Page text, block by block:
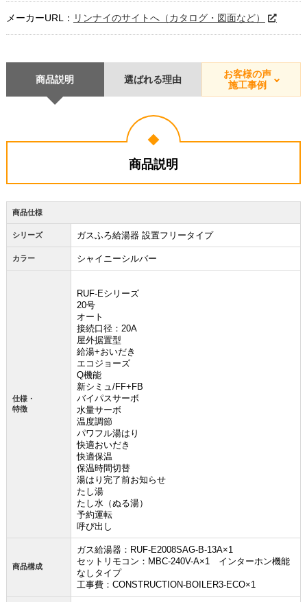
メーカーURL： リンナイのサイトへ（カタログ・図面など）
商品説明 選ばれる理由
お客様の声
施工事例
商品説明
商品仕様
シリーズ ガスふろ給湯器 設置フリータイプ
カラー シャイニーシルバー
仕様・
特徴
RUF-Eシリーズ
20号
オート
接続口径：20A
屋外据置型
給湯+おいだき
エコジョーズ
Q機能
新シミュ/FF+FB
バイパスサーボ
水量サーボ
温度調節
パワフル湯はり
快適おいだき
快適保温
保温時間切替
湯はり完了前お知らせ
たし湯
たし水（ぬる湯）
予約運転
呼び出し
商品構成
ガス給湯器：RUF-E2008SAG-B-13A×1
セットリモコン：MBC-240V-A×1 インターホン機能
なしタイプ
工事費：CONSTRUCTION-BOILER3-ECO×1